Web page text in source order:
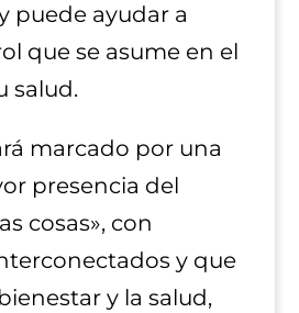
puede ayudar a
que se asume en el
salud.
marcado por una
presencia del
cosas», con
y que
y la salud,